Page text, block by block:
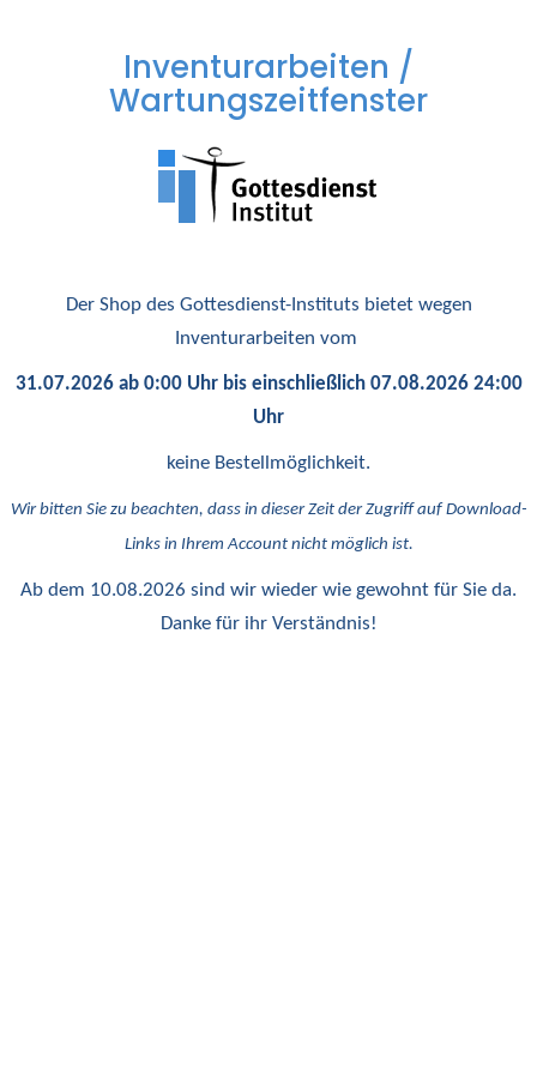
Inventurarbeiten /
Wartungszeitfenster
Der Shop des Gottesdienst-Instituts bietet wegen
Inventurarbeiten vom
31.07.2026 ab 0:00 Uhr bis einschließlich 07.08.2026 24:00
Uhr
keine Bestellmöglichkeit.
Wir bitten Sie zu beachten, dass in dieser Zeit der Zugriff auf Download-
Links in Ihrem Account nicht möglich ist.
Ab dem 10.08.2026 sind wir wieder wie gewohnt für Sie da.
Danke für ihr Verständnis!